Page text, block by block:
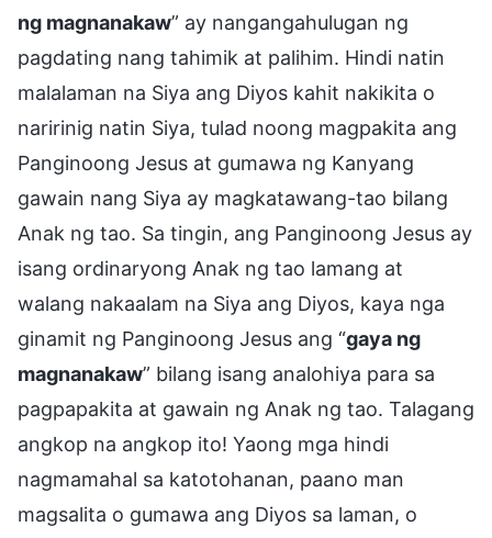
ng magnanakaw” ay nangangahulugan ng
pagdating nang tahimik at palihim. Hindi natin
malalaman na Siya ang Diyos kahit nakikita o
naririnig natin Siya, tulad noong magpakita ang
Panginoong Jesus at gumawa ng Kanyang
gawain nang Siya ay magkatawang-tao bilang
Anak ng tao. Sa tingin, ang Panginoong Jesus ay
isang ordinaryong Anak ng tao lamang at
walang nakaalam na Siya ang Diyos, kaya nga
ginamit ng Panginoong Jesus ang “gaya ng
magnanakaw” bilang isang analohiya para sa
pagpapakita at gawain ng Anak ng tao. Talagang
angkop na angkop ito! Yaong mga hindi
nagmamahal sa katotohanan, paano man
magsalita o gumawa ang Diyos sa laman, o